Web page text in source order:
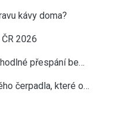
kávy doma?
2026
přespání be…
čerpadla, které o…